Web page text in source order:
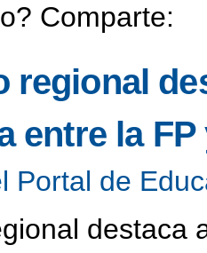
Comparte:
regional
entre la
Portal de
destaca